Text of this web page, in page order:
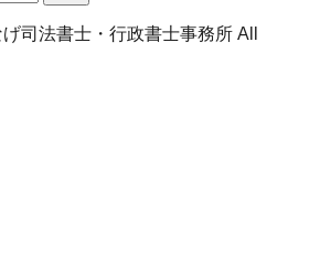
司法書士・行政書士事務所 All